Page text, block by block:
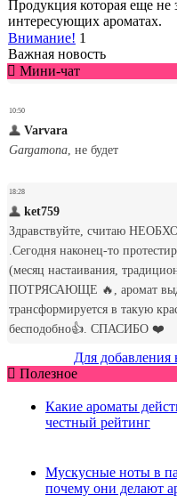
Продукция которая еще
интересующих ароматах.
Внимание! 1
Важная новость
Мини-чат
Для добавления
Полезное
Какие ароматы
честный рейтинг
Мускусные ноты в
почему они делают